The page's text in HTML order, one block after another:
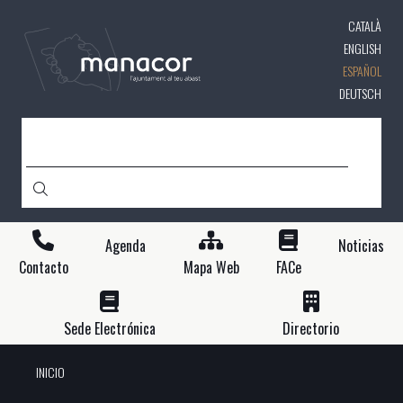
contenido
principal
CATALÀ
ENGLISH
ESPAÑOL
DEUTSCH
Contacto
Agenda
Mapa Web
FACe
Noticias
Sede Electrónica Directorio
INICIO